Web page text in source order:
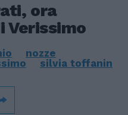
ora
Verissimo
nozze
silvia toffanin